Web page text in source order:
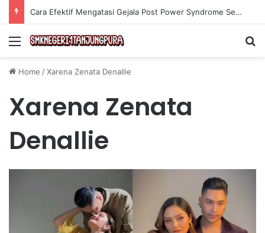
Cara Efektif Mengatasi Gejala Post Power Syndrome Setelah Pensiun Kerja
Menu
Home /Xarena Zenata Denallie
Xarena Zenata
Denallie